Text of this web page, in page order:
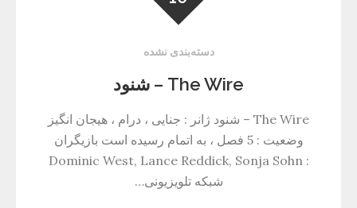
دسته‌بندی نشده
The Wire – شنود
The Wire – شنود ژانر : جنایی ، درام ، هیجان انگیز
وضعیت : 5 فصل ، به اتمام رسیده است بازیگران
: Dominic West, Lance Reddick, Sonja Sohn
شبکه تلویزیونی…